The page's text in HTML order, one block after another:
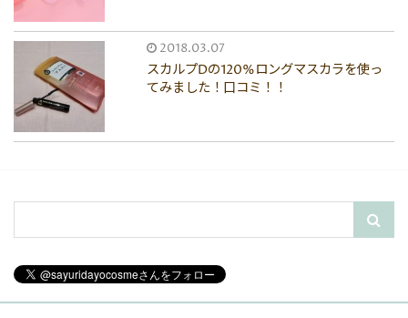
2018.03.07
スカルプDの120%ロングマスカラを使っ
てみました！口コミ！！